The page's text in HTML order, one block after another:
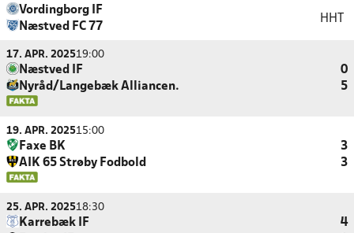
Vordingborg IF
Næstved FC 77
HHT
17. APR. 202519:00
Næstved IF
0
Nyråd/Langebæk Alliancen.
5
19. APR. 202515:00
Faxe BK
3
AIK 65 Strøby Fodbold
3
25. APR. 202518:30
Karrebæk IF
4